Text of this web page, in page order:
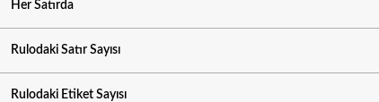
Her Satırda
Rulodaki Satır Sayısı
Rulodaki Etiket Sayısı